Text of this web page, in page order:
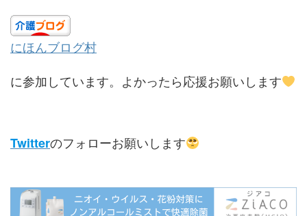
にほんブログ村
に参加しています。よかったら応援お願いします
Twitterのフォローお願いします